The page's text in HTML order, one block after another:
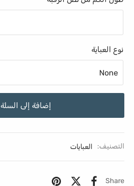
نوع العباية
إضافة إلى السلة
التصنيف: العبايات
Share